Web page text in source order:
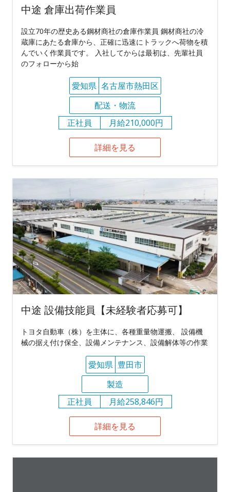
中途 倉庫出荷作業員
設立70年の歴史ある鋼材商社の倉庫作業員 鋼材商社の冷
蔵庫にあたる倉庫から、正確に迅速にトラックへ荷物を積
んでいく作業員です。 入社してからは最初は、先輩社員
のフォローから始
愛知県 名古屋市熱田区
配送・物流
正社員
月給210,000円
詳細を見る
中途 設備技能員【未経験者応募可】
トヨタ自動車（株）を主体に、各種重量物運搬、 設備機
械の据え付け保全、設備メンテナンス、設備解体等の作業
愛知県 豊田市
製造
正社員
月給258,846円
詳細を見る